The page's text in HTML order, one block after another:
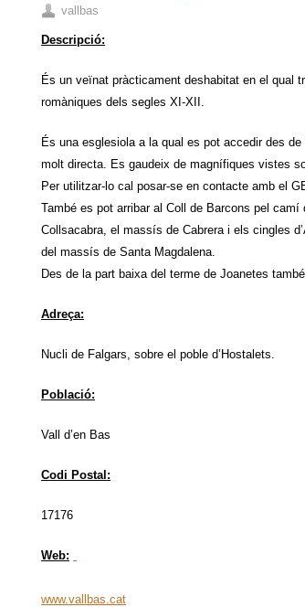
vallbas
Descripció:
És un veïnat pràcticament deshabitat en el qual
romàniques dels segles XI-XII.
És una esglesiola a la qual es pot accedir des
molt directa. Es gaudeix de magnífiques vistes
Per utilitzar-lo cal posar-se en contacte amb el
També es pot arribar al Coll de Barcons pel
Collsacabra, el massís de Cabrera i els cingles
del massís de Santa Magdalena.
Des de la part baixa del terme de Joanetes
Adreça:
Nucli de Falgars, sobre el poble d’Hostalets.
Població:
Vall d’en Bas
Codi Postal:
17176
Web:
www.vallbas.cat